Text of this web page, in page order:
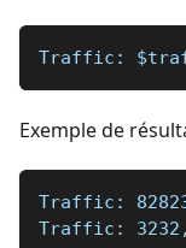
Traffic:
Exemple de
Traffic:
Traffic: